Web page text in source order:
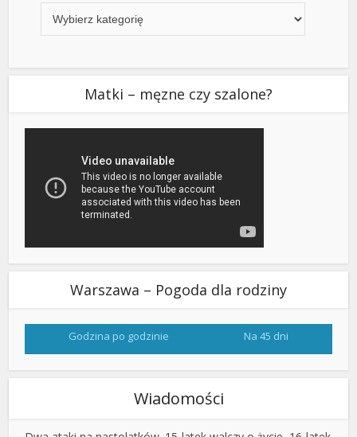
Matki – męzne czy szalone?
Warszawa – Pogoda dla rodziny
Godzina po godzinie Na 45 dni
Wiadomości